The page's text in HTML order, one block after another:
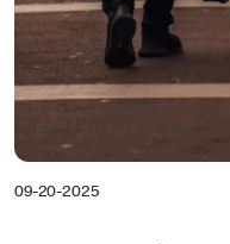
09-20-2025